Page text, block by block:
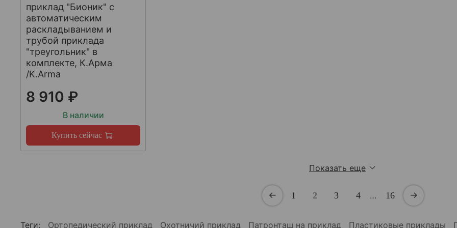
приклад "Бионик" с
автоматическим
раскладыванием и
трубой приклада
"треугольник" в
комплекте, К.Арма
/K.Arma
8 910 ₽
В наличии
Купить сейчас
Показать еще
1 2 3 4 … 16
Теги: Ортопедический приклад Охотничий приклад Патронташ на приклад Пластиковые приклады